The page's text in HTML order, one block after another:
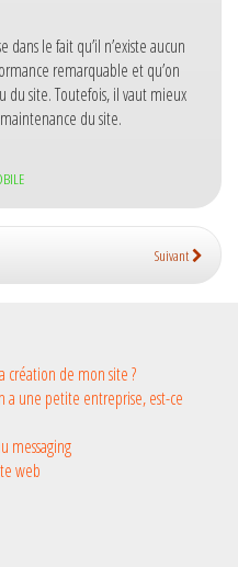
le fait qu’il n’existe aucun
remarquable et qu’on
site. Toutefois, il vaut mieux
du site.
Suivant
création de mon site ?
a une petite entreprise, est-ce
messaging
web